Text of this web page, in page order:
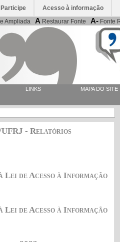
Participe Acesso à informação
Ampliada A Restaurar Fonte A- Fonte
LINKS MAPA DO SITE
UFRJ - Relatórios
de Acesso à Informação
de Acesso à Informação